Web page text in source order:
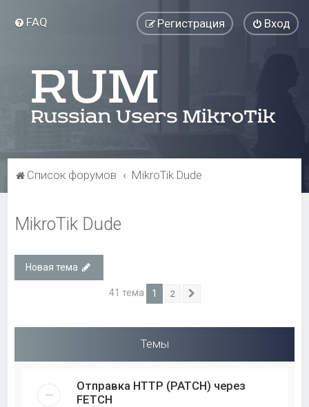
FAQ Вход
Регистрация
Список форумов MikroTik Dude
MikroTik Dude
Новая тема
41 тема 1 2
Темы
Отправка HTTP (PATCH) через
FETCH